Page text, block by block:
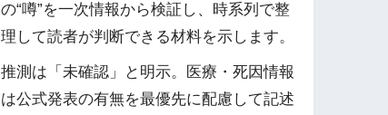
の“噂”を一次情報から検証し、時系列で整
理して読者が判断できる材料を示します。
推測は「未確認」と明示。医療・死因情報
は公式発表の有無を最優先に配慮して記述